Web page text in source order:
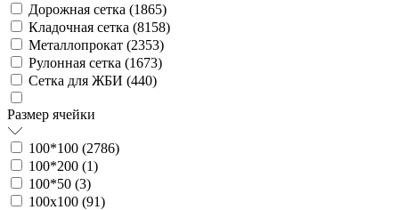
Дорожная сетка (1865)
Кладочная сетка (8158)
Металлопрокат (2353)
Рулонная сетка (1673)
Сетка для ЖБИ (440)
Размер ячейки
100*100 (2786)
100*200 (1)
100*50 (3)
100х100 (91)